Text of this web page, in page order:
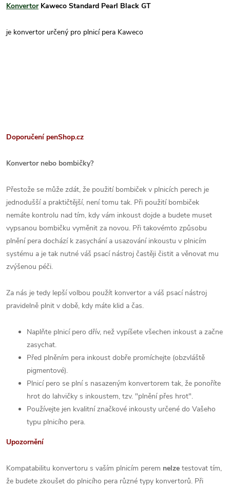
KonvertorKaweco Standard Pearl Black GT
je konvertor určený pro plnicí pera Kaweco
Doporučení penShop.cz
Konvertor nebo bombičky?
Přestože se může zdát, že použití bombiček v plnicích perech je
jednodušší a praktičtější, není tomu tak. Při použití bombiček
nemáte kontrolu nad tím, kdy vám inkoust dojde a budete muset
vypsanou bombičku vyměnit za novou. Při takovémto způsobu
plnění pera dochází k zasychání a usazování inkoustu v plnicím
systému a je tak nutné váš psací nástroj častěji čistit a věnovat mu
zvýšenou péči.
Za nás je tedy lepší volbou použít konvertor a váš psací nástroj
pravidelně plnit v době, kdy máte klid a čas.
Naplňte plnicí pero dřív, než vypíšete všechen inkoust a začne
zasychat.
Před plněním pera inkoust dobře promíchejte (obzvláště
pigmentové).
Plnicí pero se plní s nasazeným konvertorem tak, že ponoříte
hrot do lahvičky s inkoustem, tzv. "plnění přes hrot".
Používejte jen kvalitní značkové inkousty určené do Vašeho
typu plnicího pera.
Upozornění
Kompatabilitu konvertoru s vaším plnicím perem nelze testovat tím,
že budete zkoušet do plnicího pera různé typy konvertorů. Při